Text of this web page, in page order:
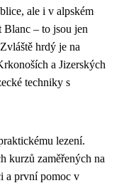
ale i v alpském
– to jsou jen
hrdý je na
a Jizerských
techniky s
lezení.
kurzů zaměřených na
a první pomoc v